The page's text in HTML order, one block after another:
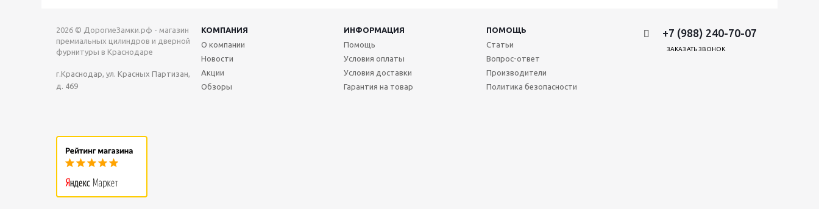
2026 © ДорогиеЗамки.рф - магазин
премиальных цилиндров и дверной
фурнитуры в Краснодаре
г.Краснодар, ул. Красных Партизан,
д. 469
КОМПАНИЯ ИНФОРМАЦИЯ
ПОМОЩЬ
О компании
Новости
Акции
Обзоры
Помощь
Условия оплаты
Условия доставки
Гарантия на товар
Статьи
Вопрос-ответ
Производители
Политика безопасности
+7 (988) 240-70-07
ЗАКАЗАТЬ ЗВОНОК